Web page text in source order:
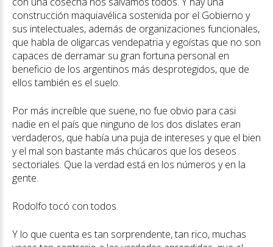
construcción maquiavélica sostenida por el Gobierno y
sus intelectuales, además de organizaciones funcionales,
que habla de oligarcas vendepatria y egoístas que no son
capaces de derramar su gran fortuna personal en
beneficio de los argentinos más desprotegidos, que de
ellos también es el suelo.
Por más increíble que suene, no fue obvio para casi
nadie en el país que ninguno de los dos dislates eran
verdaderos, que había una puja de intereses y que el bien
y el mal son bastante más chúcaros que los deseos
sectoriales. Que la verdad está en los números y en la
gente.
Rodolfo tocó con todos.
Y lo que cuenta es tan sorprendente, tan rico, muchas